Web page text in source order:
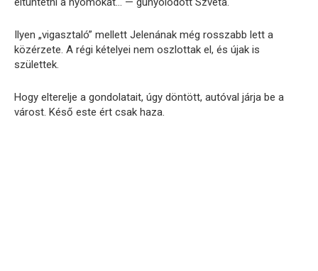
Ilyen „vigasztaló” mellett Jelenának még rosszabb lett a
közérzete. A régi kételyei nem oszlottak el, és újak is
születtek.
Hogy elterelje a gondolatait, úgy döntött, autóval járja be a
várost. Késő este ért csak haza.